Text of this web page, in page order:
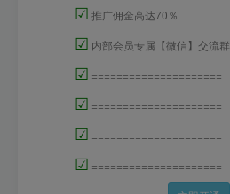
☑ 推广佣金高达70％
☑ 内部会员专属【微信】交流群
☑ =====================
☑ =====================
☑ =====================
☑ =====================